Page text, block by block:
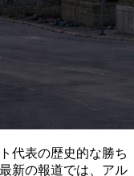
代表の歴史的な勝ち
新の報道では、アル